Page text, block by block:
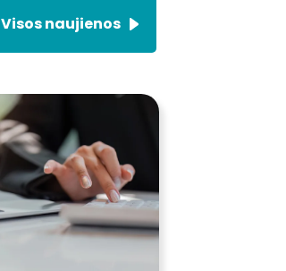
Visos naujienos